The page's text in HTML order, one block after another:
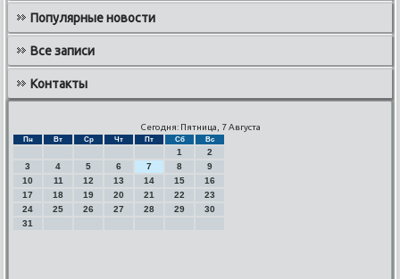
Популярные новости
Все записи
Контакты
Сегодня: Пятница, 7 Августа
Пн Вт Ср Чт Пт Сб Вс
1
2
3
4 5 6 7 8
9
10
11 12 13 14 15
16
17
18 19 20 21 22
23
24
25 26 27 28 29
30
31